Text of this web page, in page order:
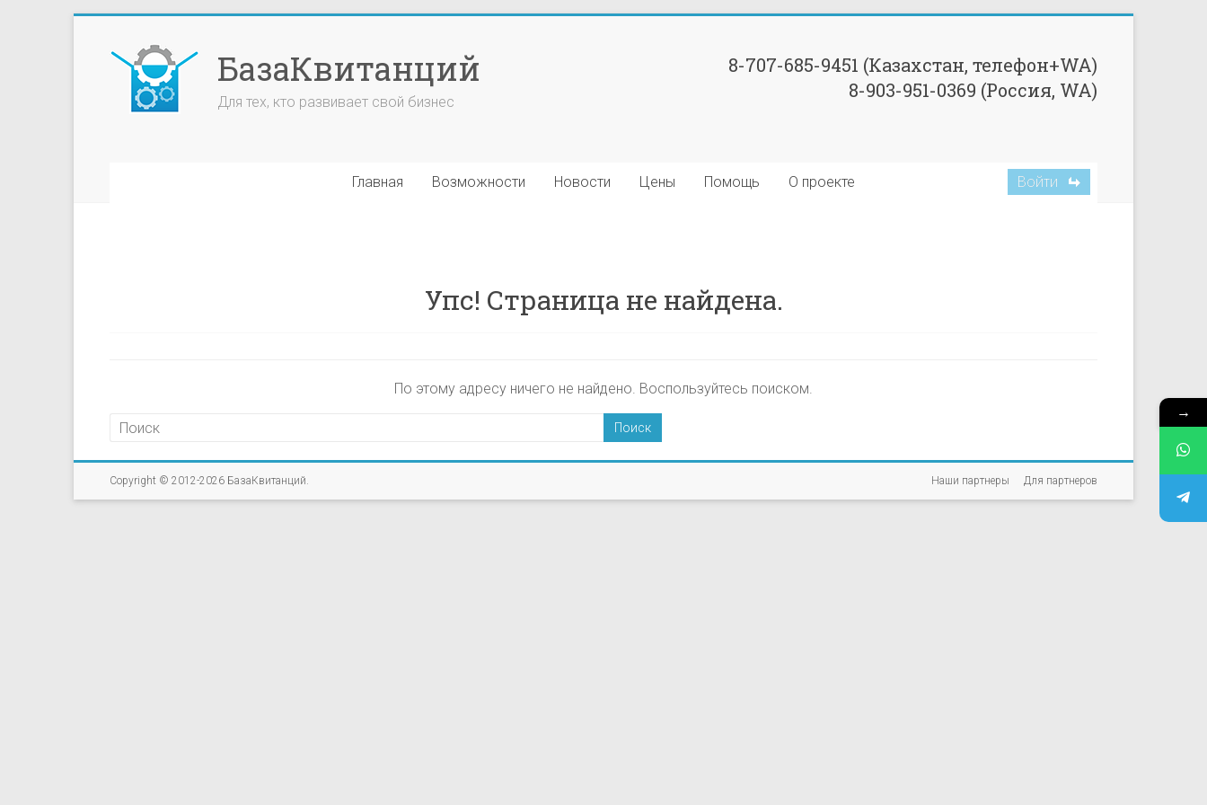
БазаКвитанций
Для тех, кто развивает свой бизнес
8-707-685-9451 (Казахстан, телефон+WA)
8-903-951-0369 (Россия, WA)
Главная Возможности Новости Цены Помощь О проекте Войти
Упс! Страница не найдена.
По этому адресу ничего не найдено. Воспользуйтесь поиском.
Copyright © 2012-2026 БазаКвитанций. Наши партнеры Для партнеров
→